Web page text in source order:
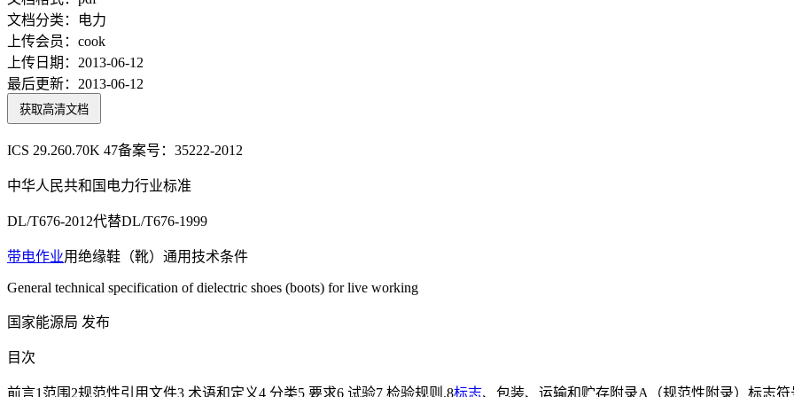
文档分类：
电力
上传会员： cook
上传日期： 2013-06-12
最后更新： 2013-06-12
获取高清文档
ICS 29.260.70K 47备案号：35222-2012
中华人民共和国电力行业标准
DL/T676-2012代替DL/T676-1999
带电作业用绝缘鞋（靴）通用技术条件
General technical specification of dielectric shoes (boots) for live working
国家能源局 发布
目次
前言1范围2规范性引用文件3 术语和定义4 分类5 要求6 试验7 检验规则.8标志、包装、运输和贮存附录A（规范性附录）标志